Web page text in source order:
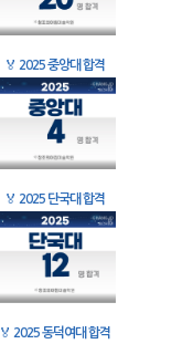
🏅 2025 중앙대 합격
🏅 2025 단국대 합격
🏅 2025 동덕여대 합격